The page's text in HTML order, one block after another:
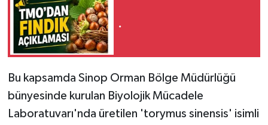
.
Bu kapsamda Sinop Orman Bölge Müdürlüğü
bünyesinde kurulan Biyolojik Mücadele
Laboratuvarı'nda üretilen 'torymus sinensis' isimli